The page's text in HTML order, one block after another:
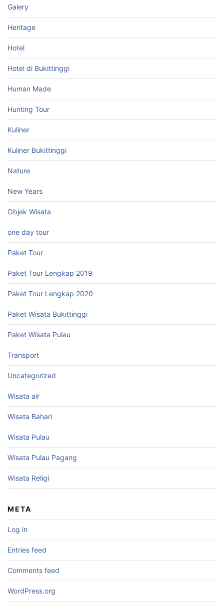
Galery
Heritage
Hotel
Hotel di Bukittinggi
Human Made
Hunting Tour
Kuliner
Kuliner Bukittinggi
Nature
New Years
Objek Wisata
one day tour
Paket Tour
Paket Tour Lengkap 2019
Paket Tour Lengkap 2020
Paket Wisata Bukittinggi
Paket Wisata Pulau
Transport
Uncategorized
Wisata air
Wisata Bahari
Wisata Pulau
Wisata Pulau Pagang
Wisata Religi
META
Log in
Entries feed
Comments feed
WordPress.org